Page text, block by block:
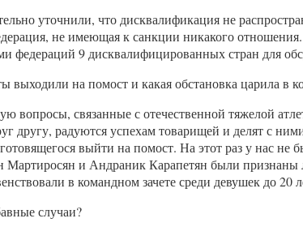
уточнили, что дисквалификация не
не имеющая к санкции никакого
федераций 9 дисквалифицированных стран для
на помост и какая обстановка царила в
связанные с отечественной тяжелой
другу, радуются успехам товарищей и делят с
выйти на помост. На этот раз у нас
Мартиросян и Андраник Карапетян были
в командном зачете среди девушек до
случаи?